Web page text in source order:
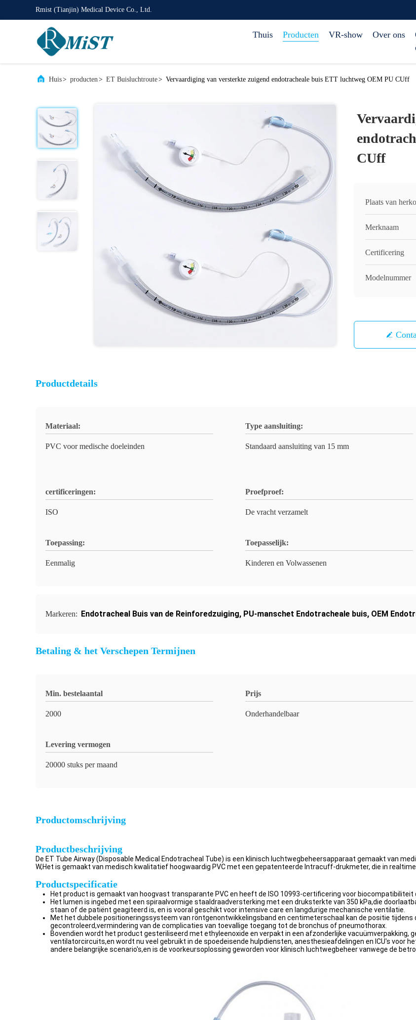
Rmist (Tianjin) Medical Device Co., Ltd.
Thuis Producten VR-show Over ons
Huis> producten> ET Buisluchtroute> Vervaardiging van versterkte zuigend endotracheale buis ETT luchtweg OEM PU CUff
CUff
Plaats van
Merknaam
Certificering
Modelnummer
Productdetails
Materiaal:
PVC voor medische doeleinden
Type aansluiting:
Standaard aansluiting van 15 mm
certificeringen:
ISO
Proefproef:
De vracht verzamelt
Toepassing:
Eenmalig
Toepasselijk:
Kinderen en Volwassenen
Markeren: Endotracheal Buis van de Reinforedzuiging, PU-manschet Endotracheale buis, OEM
Betaling & het Verschepen Termijnen
Min. bestelaantal
2000
Prijs
Onderhandelbaar
Levering vermogen
20000 stuks per maand
Productomschrijving
Productbeschrijving
De ET Tube Airway (Disposable Medical Endotracheal Tube) is een klinisch luchtwegbeheersapparaat gemaakt van
W,Het is gemaakt van medisch kwalitatief hoogwaardig PVC met een gepatenteerde Intracuff-drukmeter, die in
Productspecificatie
Het product is gemaakt van hoogvast transparante PVC en heeft de ISO 10993-certificering voor biocompatibiliteit
Het lumen is ingebed met een spiraalvormige staaldraadversterking met een druksterkte van 350 kPa,die
staan of de patiënt geagiteerd is, en is vooral geschikt voor intensive care en langdurige mechanische ventilatie.
Met het dubbele positioneringssysteem van röntgenontwikkelingsband en centimeterschaal kan de positie tijdens
gecontroleerd,vermindering van de complicaties van toevallige toegang tot de bronchus of pneumothorax.
Bovendien wordt het product gesteriliseerd met ethyleenoxide en verpakt in een afzonderlijke vacuümverpakking,
ventilatorcircuits,en wordt nu veel gebruikt in de spoedeisende hulpdiensten, anesthesieafdelingen en ICU's voor
andere belangrijke scenario's,en is de voorkeursoplossing geworden voor klinisch luchtwegbeheer vanwege de